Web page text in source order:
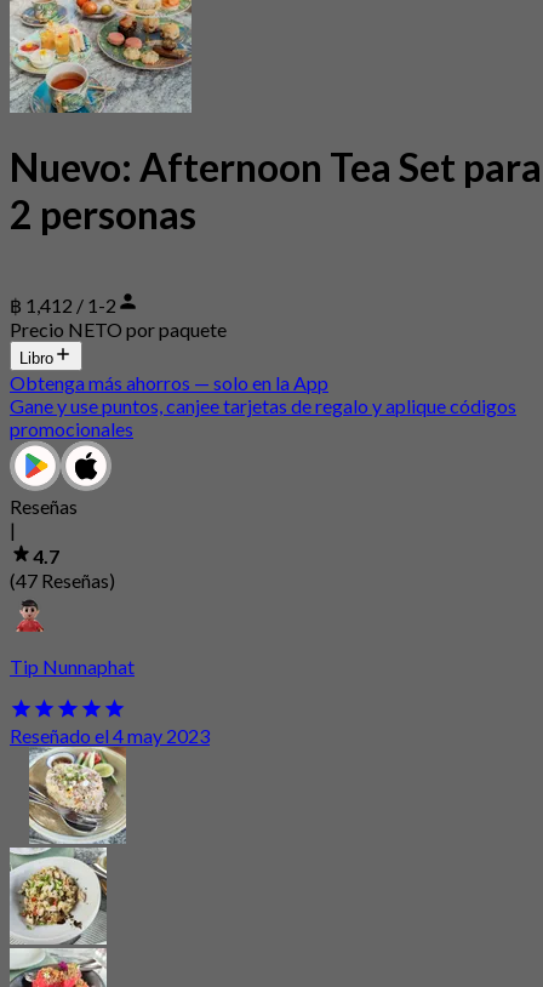
Nuevo: Afternoon Tea Set para
2 personas
฿ 1,412 / 1-2
Precio NETO por paquete
Libro
Obtenga más ahorros — solo en la App
Gane y use puntos, canjee tarjetas de regalo y aplique códigos
promocionales
Reseñas
|
4.7
(47 Reseñas)
Tip Nunnaphat
Reseñado el 4 may 2023